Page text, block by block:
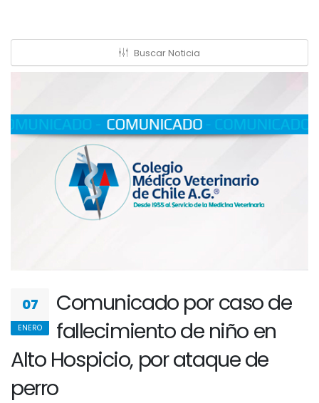
Buscar Noticia
07
ENERO
Comunicado por caso de
fallecimiento de niño en
Alto Hospicio, por ataque de
perro